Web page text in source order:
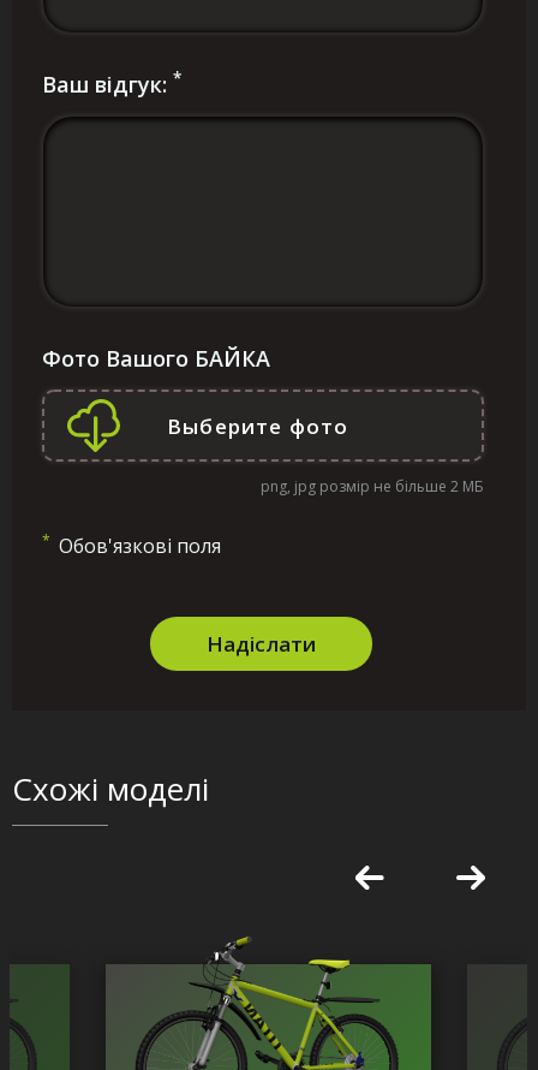
Ваш відгук: *
Фото Вашого БАЙКА
png, jpg розмір не більше 2 МБ
* Обов'язкові поля
Надіслати
Схожі моделі